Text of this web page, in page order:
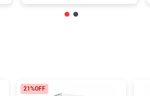
21%OFF